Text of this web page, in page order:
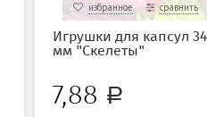
избранное сравнить
Игрушки для капсул 34
мм "Скелеты"
7,88 Р